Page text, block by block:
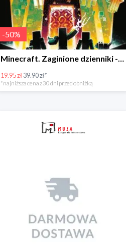
-50%
Minecraft. Zaginione dzienniki -50%
19.95 zł39.90 zł*
*najniższa cena z 30 dni przed obniżką